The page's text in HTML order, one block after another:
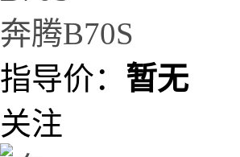
奔腾B70S
指导价： 暂无
关注